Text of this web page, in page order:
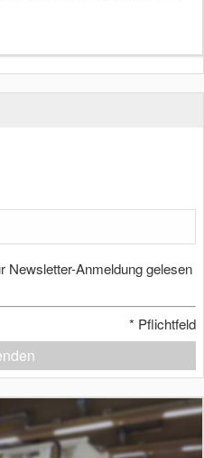
Newsletter-Anmeldung gelesen
* Pflichtfeld